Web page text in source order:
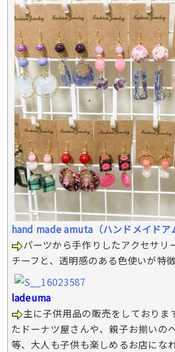
hand made amuta（ハンドメイドア
パーツから手作りしたアクセサリ
チーフと、透明感のある色使いが特徴
ladeuma
主に子供用品の販売をしておりま
たドーナツ屋さんや、親子お揃いの
等、大人も子供も楽しめるお店にな